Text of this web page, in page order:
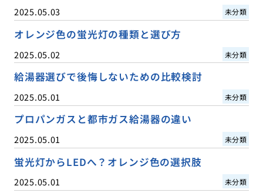
2025.05.03 未分類
オレンジ色の蛍光灯の種類と選び方
2025.05.02 未分類
給湯器選びで後悔しないための比較検討
2025.05.01 未分類
プロパンガスと都市ガス給湯器の違い
2025.05.01 未分類
蛍光灯からLEDへ？オレンジ色の選択肢
2025.05.01 未分類